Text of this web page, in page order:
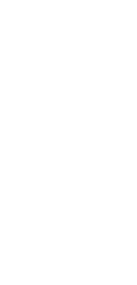
ou une location ?
plomb
Contrôle plomb